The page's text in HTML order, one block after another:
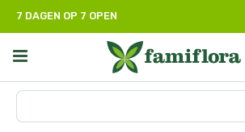
7 DAGEN OP 7 OPEN